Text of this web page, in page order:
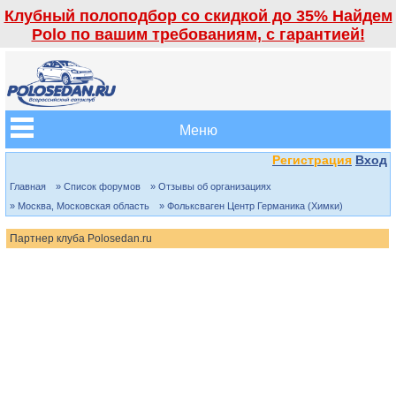
Клубный полоподбор со скидкой до 35% Найдем
Polo по вашим требованиям, с гарантией!
Меню
Регистрация Вход
Главная » Список форумов
» Отзывы об организациях
» Москва, Московская область
» Фольксваген Центр Германика (Химки)
Партнер клуба Polosedan.ru